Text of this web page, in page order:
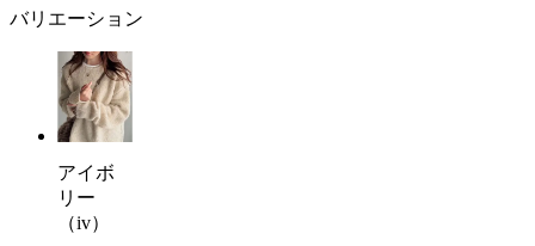
バリエーション
アイボ
リー
（iv）